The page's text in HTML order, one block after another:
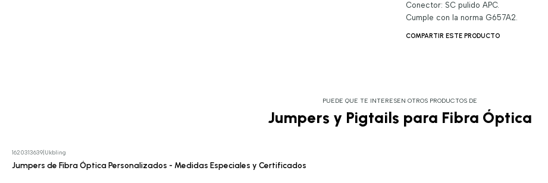
Conector: SC pulido APC.
Cumple con la norma G657A2.
COMPARTIR ESTE PRODUCTO
PUEDE QUE TE INTERESEN OTROS PRODUCTOS DE
Jumpers y Pigtails para Fibra Óptica
1620313639| Ukbling
Jumpers de Fibra Óptica Personalizados - Medidas Especiales y Certificados